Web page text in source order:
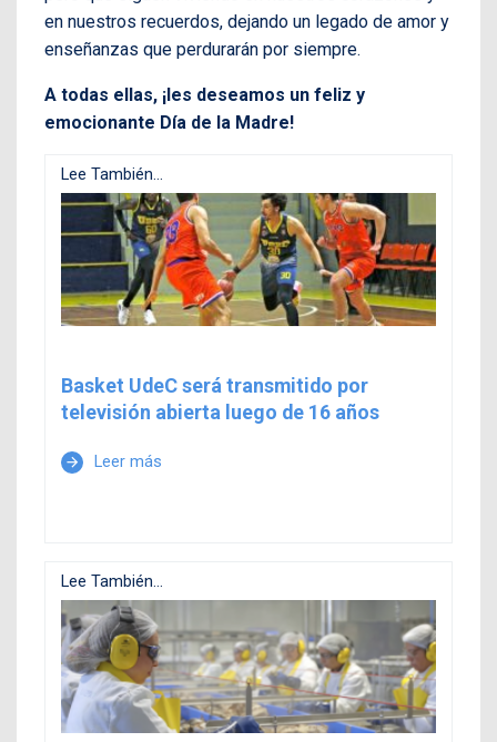
en nuestros recuerdos, dejando un legado de amor y
enseñanzas que perdurarán por siempre.
A todas ellas, ¡les deseamos un feliz y
emocionante Día de la Madre!
Lee También...
Basket UdeC será transmitido por
televisión abierta luego de 16 años
arrow_forward Leer más
Lee También...